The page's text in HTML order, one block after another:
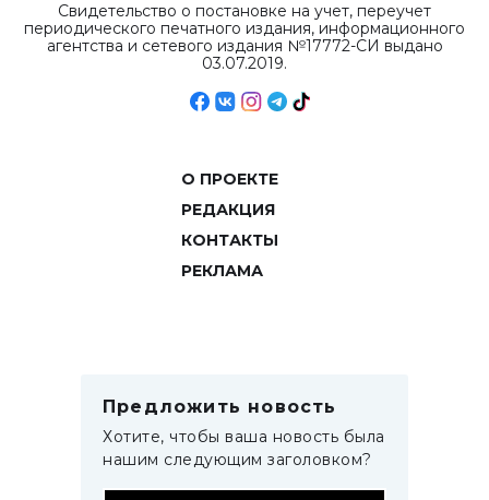
Свидетельство о постановке на учет, переучет
периодического печатного издания, информационного
агентства и сетевого издания №17772-СИ выдано
03.07.2019.
О ПРОЕКТЕ
РЕДАКЦИЯ
КОНТАКТЫ
РЕКЛАМА
Предложить новость
Хотите, чтобы ваша новость была
нашим следующим заголовком?